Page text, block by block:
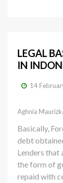
LEGAL
IN
14
Aghnia
Basically,
debt
Lenders that
the form of
repaid with